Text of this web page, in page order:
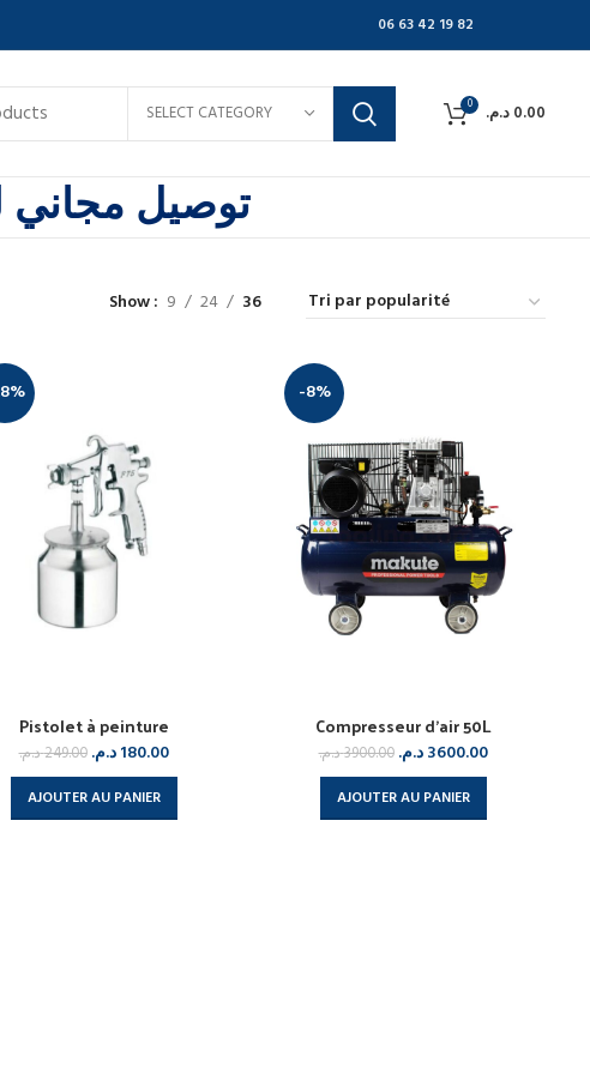
06 63 42 19 82
SELECT CATEGORY 0 0.00د.م.
توصيل مجاني
Show 9 24 36
Pistolet à peinture
249.00د.م. 180.00د.م.
AJOUTER AU PANIER
-8%
Compresseur d’air 50L
3900.00د.م. 3600.00د.م.
AJOUTER AU PANIER